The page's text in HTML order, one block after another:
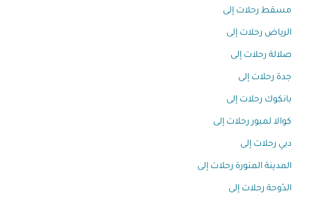
مسقط رحلات إلى
الرياض رحلات إلى
صلالة رحلات إلى
جدة رحلات إلى
بانكوك رحلات إلى
كوالا لمبور رحلات إلى
دبي رحلات إلى
المدينة المنورة رحلات إلى
الدّوحة رحلات إلى